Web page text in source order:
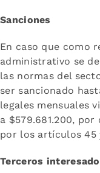
Sanciones
En caso que como
administrativo se
las normas del
ser sancionado
legales mensuales
a $579.681.200,
por los artículos 45
Terceros